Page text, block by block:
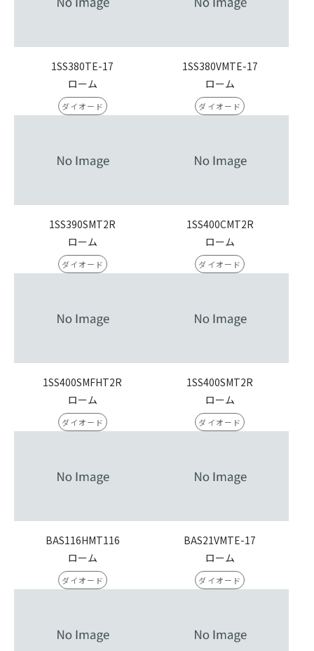
1SS380TE-17
ローム
ダイオード
1SS380VMTE-17
ローム
ダイオード
1SS390SMT2R
ローム
ダイオード
1SS400CMT2R
ローム
ダイオード
1SS400SMFHT2R
ローム
ダイオード
1SS400SMT2R
ローム
ダイオード
BAS116HMT116
ローム
ダイオード
BAS21VMTE-17
ローム
ダイオード